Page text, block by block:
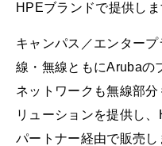
HPEブランドで提供しま
キャンパス／エンター
線・無線ともにArubaの
ネットワークも無線部
リューションを提供し
パートナー経由で販売し